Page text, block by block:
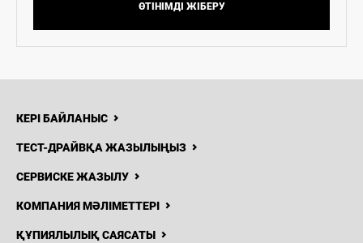
ӨТІНІМДІ ЖІБЕРУ
КЕРІ БАЙЛАНЫС
ТЕСТ-ДРАЙВҚА ЖАЗЫЛЫҢЫЗ
СЕРВИСКЕ ЖАЗЫЛУ
КОМПАНИЯ МӘЛІМЕТТЕРІ
ҚҰПИЯЛЫЛЫҚ САЯСАТЫ